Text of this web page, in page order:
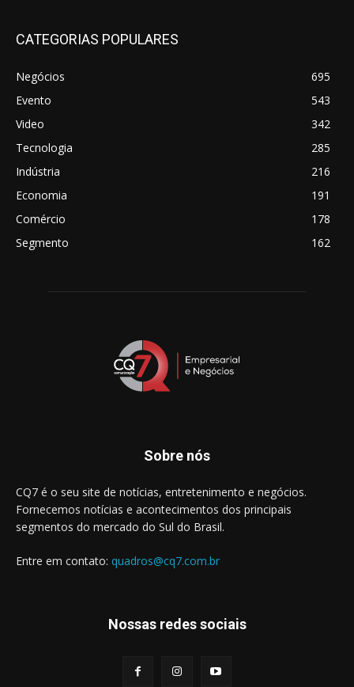
CATEGORIAS POPULARES
Negócios
695
Evento
543
Video
342
Tecnologia
285
Indústria
216
Economia
191
Comércio
178
Segmento
162
Sobre nós
CQ7 é o seu site de notícias, entretenimento e negócios.
Fornecemos notícias e acontecimentos dos principais
segmentos do mercado do Sul do Brasil.
Entre em contato: quadros@cq7.com.br
Nossas redes sociais